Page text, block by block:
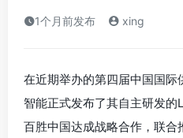
1个月前发布 xing
在近期举办的第四届中国国际
智能正式发布了其自主研发
百胜中国达成战略合作，联